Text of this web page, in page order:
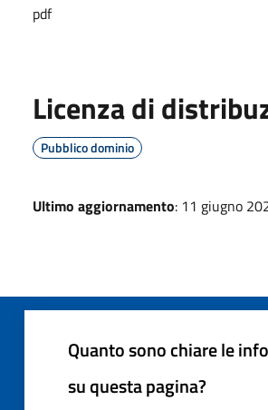
pdf
Licenza di
Pubblico dominio
Ultimo aggiornamento: 11 giugno
Quanto sono chiare le
su questa pagina?